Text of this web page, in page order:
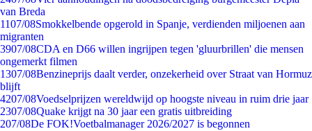
van Breda
1107/08Smokkelbende opgerold in Spanje, verdienden miljoenen aan
migranten
3907/08CDA en D66 willen ingrijpen tegen 'gluurbrillen' die mensen
ongemerkt filmen
1307/08Benzineprijs daalt verder, onzekerheid over Straat van Hormuz
blijft
4207/08Voedselprijzen wereldwijd op hoogste niveau in ruim drie jaar
2307/08Quake krijgt na 30 jaar een gratis uitbreiding
207/08De FOK!Voetbalmanager 2026/2027 is begonnen